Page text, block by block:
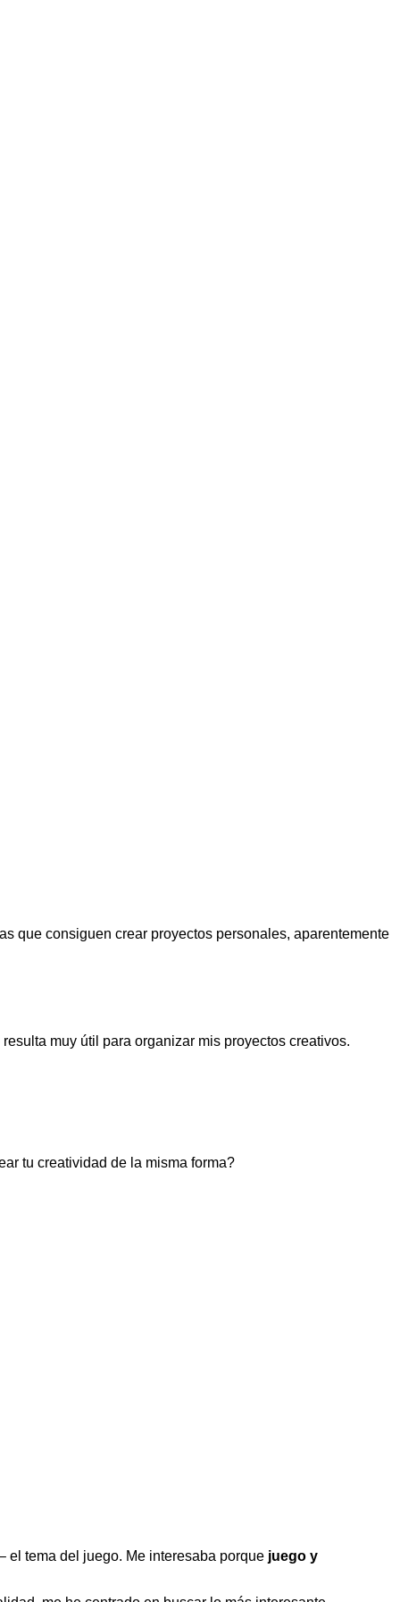
que consiguen crear proyectos personales, aparentemente
resulta muy útil para organizar mis proyectos creativos.
tu creatividad de la misma forma?
el tema del juego. Me interesaba porque juego y